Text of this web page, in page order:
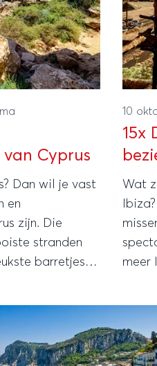
Cyprus
Dan wil je vast
en
zijn. Die
stranden
barretjes.
10
15x
Wat
meer